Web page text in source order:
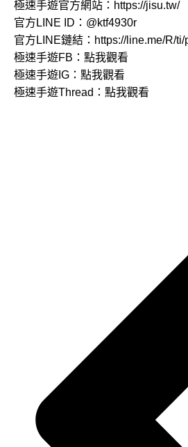
極速手遊官方網站： https://jisu.tw/
官方LINE ID： @ktf4930r
官方LINE鏈結： https://line.me/R/
極速手遊FB： 點我觀看
極速手遊IG： 點我觀看
極速手遊Thread： 點我觀看